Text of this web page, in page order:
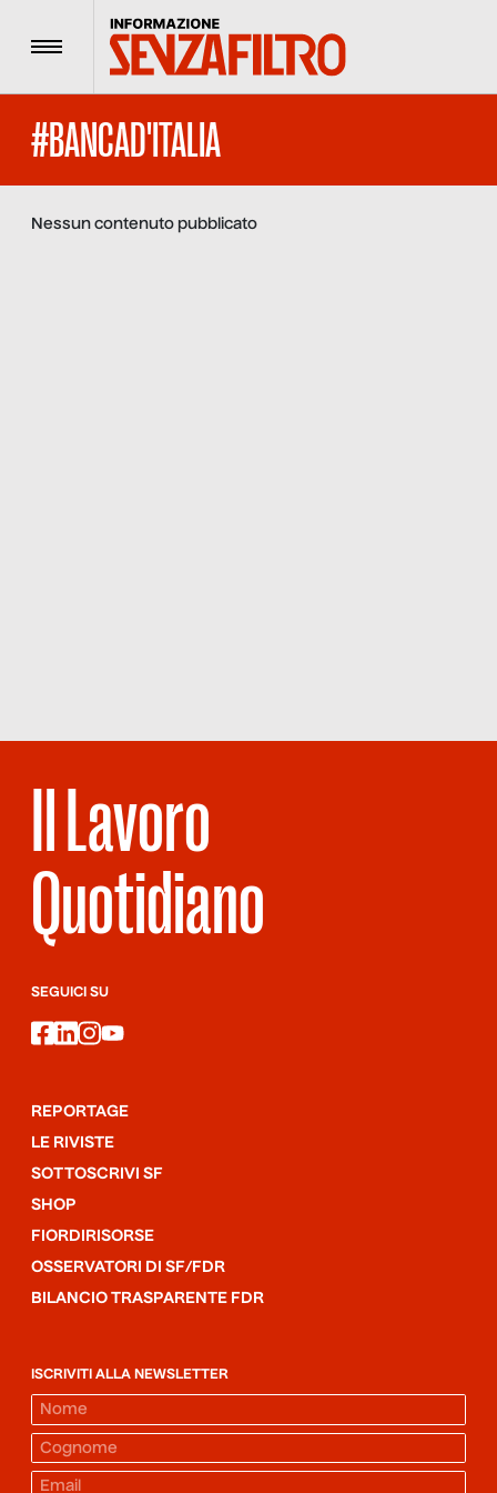
Menu
#BANCAD'ITALIA
Nessun contenuto pubblicato
Il Lavoro
Quotidiano
SEGUICI SU
facebook
linkedin
instagram
youtube
REPORTAGE
LE RIVISTE
SOTTOSCRIVI SF
SHOP
FIORDIRISORSE
OSSERVATORI DI SF/FDR
BILANCIO TRASPARENTE FDR
ISCRIVITI ALLA NEWSLETTER